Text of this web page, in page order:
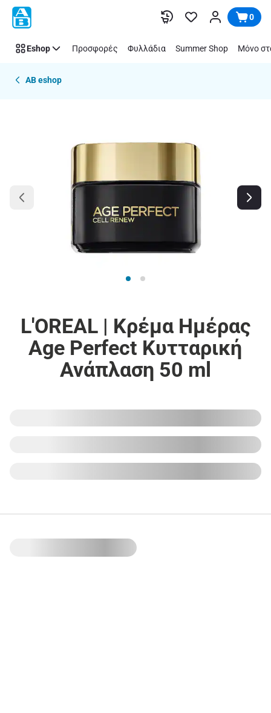
Παράλειψη 0
Eshop Προσφορές Φυλλάδια Summer Shop Μόνο
AB eshop
L'OREAL | Κρέμα Ημέρας
Age Perfect Κυτταρική
Ανάπλαση 50 ml